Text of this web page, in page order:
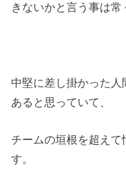
きないかと言う事は常
中堅に差し掛かった
あると思っていて、
チームの垣根を超えて
す。